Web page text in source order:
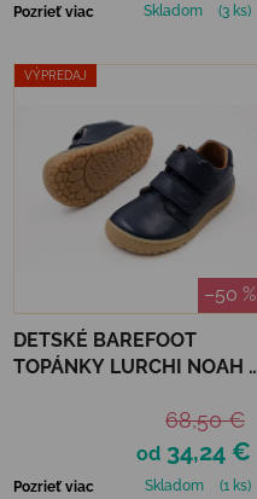
Pozrieť viac Skladom (3 ks)
VÝPREDAJ
–50 %
DETSKÉ BAREFOOT
TOPÁNKY LURCHI NOAH -
od 34,24 €
68,50 €
Pozrieť viac Skladom
(1 ks)